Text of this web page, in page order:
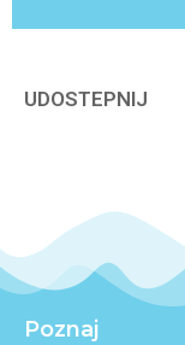
UDOSTEPNIJ
Poznaj